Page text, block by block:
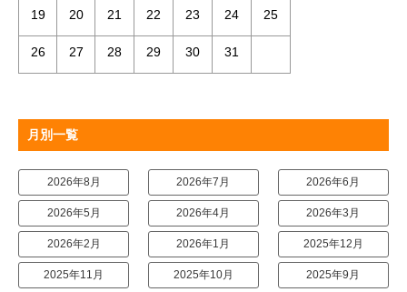
19 20 21 22 23 24 25
26 27 28 29 30 31
月別一覧
2026年8月 2026年7月 2026年6月
2026年5月 2026年4月 2026年3月
2026年2月 2026年1月 2025年12月
2025年11月 2025年10月 2025年9月